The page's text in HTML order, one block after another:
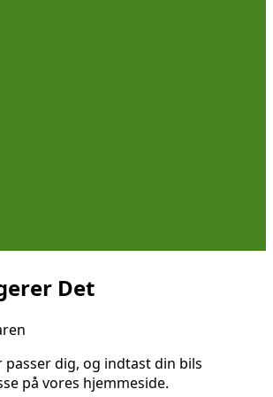
Det
dig, og indtast din bils
på vores hjemmeside.